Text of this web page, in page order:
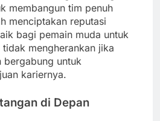
membangun tim penuh
menciptakan reputasi
bagi pemain muda untuk
mengherankan jika
bergabung untuk
kariernya.
di Depan